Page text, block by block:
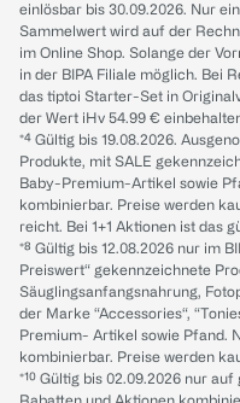
einlösbar bis 30.09.2026. Nur
Sammelwert wird auf der
im Online Shop. Solange der
in der BIPA Filiale möglich. Bei
das tiptoi Starter-Set in
der Wert iHv 54.99 €
*⁴ Gültig bis 19.08.2026.
Produkte, mit SALE
Baby-Premium-Artikel sowie
kombinierbar. Preise werden
reicht. Bei 1+1 Aktionen ist das
*⁸ Gültig bis 12.08.2026 nur im
Preiswert“ gekennzeichnete
Säuglingsanfangsnahrung,
der Marke “Accessories“,
Premium- Artikel sowie Pfand.
kombinierbar. Preise werden
*¹⁰ Gültig bis 02.09.2026 nur
Rabatten und Aktionen